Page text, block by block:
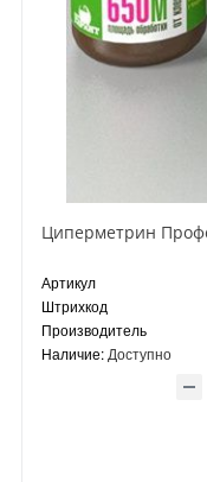
Артикул
Штрихкод
Производитель
Наличие: Доступно